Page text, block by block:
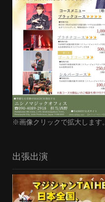
※画像クリックで拡大します。
出張出演